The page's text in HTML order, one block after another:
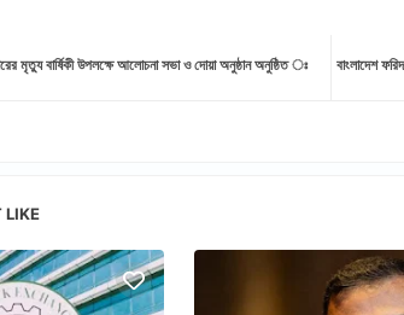
বাংলাদেশ
মৃত্যু বার্ষিকী উপলক্ষে আলোচনা সভা ও দোয়া অনুষ্ঠান অনুষ্ঠিত ঃ
LIKE